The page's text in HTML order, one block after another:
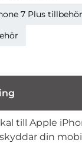
7 Plus tillbehör
till Apple
din